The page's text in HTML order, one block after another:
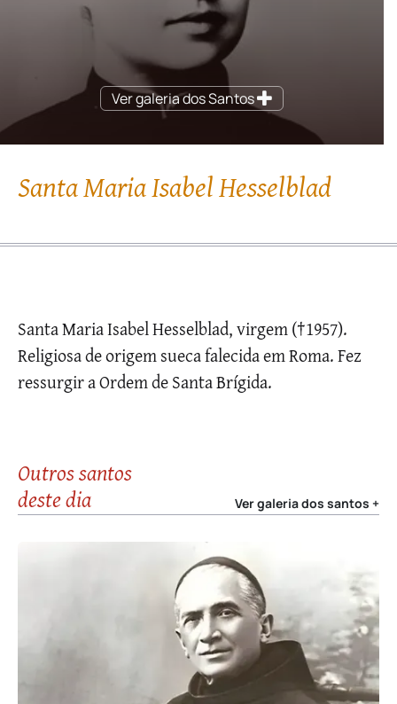
Ver galeria dos Santos
Santa Maria Isabel Hesselblad
Santa Maria Isabel Hesselblad, virgem (†1957).
Religiosa de origem sueca falecida em Roma. Fez
ressurgir a Ordem de Santa Brígida.
Outros santos
deste dia
Ver galeria dos santos +